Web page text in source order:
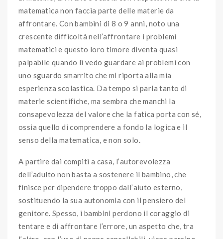
matematica non faccia parte delle materie da
affrontare. Con bambini di 8 o 9 anni, noto una
crescente difficoltà nell’affrontare i problemi
matematici e questo loro timore diventa quasi
palpabile quando li vedo guardare ai problemi con
uno sguardo smarrito che mi riporta alla mia
esperienza scolastica. Da tempo si parla tanto di
materie scientifiche, ma sembra che manchi la
consapevolezza del valore che la fatica porta con sé,
ossia quello di comprendere a fondo la logica e il
senso della matematica, e non solo.
A partire dai compiti a casa, l’autorevolezza
dell’adulto non basta a sostenere il bambino, che
finisce per dipendere troppo dall’aiuto esterno,
sostituendo la sua autonomia con il pensiero del
genitore. Spesso, i bambini perdono il coraggio di
tentare e di affrontare l’errore, un aspetto che, tra